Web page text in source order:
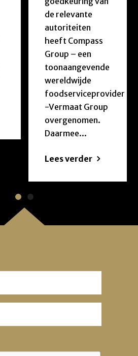
de relevante
autoriteiten
heeft Compass
Group – een
toonaangevende
wereldwijde
foodserviceprovider
-Vermaat Group
overgenomen.
Daarmee...
Lees verder